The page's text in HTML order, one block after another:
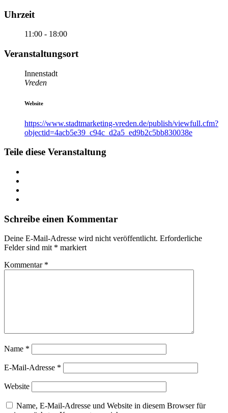
Uhrzeit
11:00 - 18:00
Veranstaltungsort
Innenstadt
Vreden
Website
https://www.stadtmarketing-vreden.de/publish/viewfull.cfm?
objectid=4acb5e39_c94c_d2a5_ed9b2c5bb830038e
Teile diese Veranstaltung
Schreibe einen Kommentar
Deine E-Mail-Adresse wird nicht veröffentlicht. Erforderliche
Felder sind mit * markiert
Kommentar *
Name *
E-Mail-Adresse *
Website
Name, E-Mail-Adresse und Website in diesem Browser für